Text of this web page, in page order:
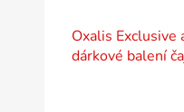
Oxalis Exclusive
dárkové balení